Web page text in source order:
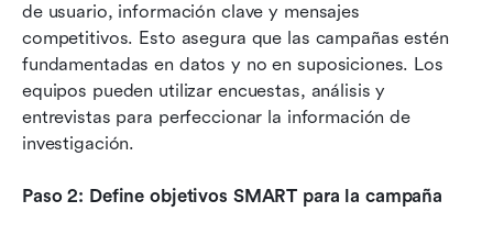
de usuario, información clave y mensajes
competitivos. Esto asegura que las campañas estén
fundamentadas en datos y no en suposiciones. Los
equipos pueden utilizar encuestas, análisis y
entrevistas para perfeccionar la información de
investigación.
Paso 2: Define objetivos SMART para la campaña